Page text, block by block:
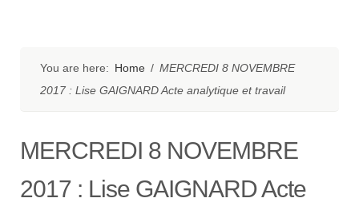
You are here: Home / MERCREDI 8 NOVEMBRE
2017 : Lise GAIGNARD Acte analytique et travail
MERCREDI 8 NOVEMBRE
2017 : Lise GAIGNARD Acte